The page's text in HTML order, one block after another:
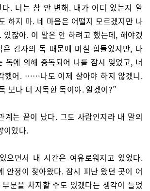
. 너는 참 안 변해. 내가 어디 있는지 알
하지 마. 네 마음은 어떨지 모르겠지만 나
있잖아. 이 말은 안 하려고 했는데, 해야겠
감자의 독 때문에 며칠 힘들었지만, 나
에 의해 중독되어 나를 잠시 잊었고, 너
했어. ……나도 이제 살아야 하지 않겠니.
보다 더 지독한 독이야. 알겠어?”
계는 끝이 났다. 그도 사람인지라 내 말의
이었다.
으면서 내 시간은 여유로워지고 있었다.
안정이 찾아왔다. 잠시 피난 왔던 곳이 어
분을 차지할 수도 있겠다는 생각이 들었